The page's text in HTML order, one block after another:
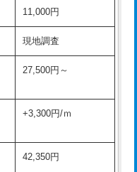
+11,000円
66,000円
22,000円+材料費
16,500円
11,000円
現地調査
27,500円～
+3,300円/ｍ
42,350円